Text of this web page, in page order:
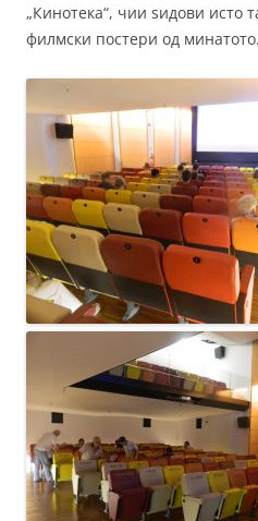
„Кинотека“, чии ѕидови исто
филмски постери од минатото.